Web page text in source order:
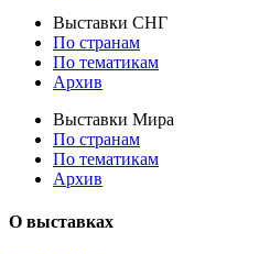
Выставки СНГ
По странам
По тематикам
Архив
Выставки Мира
По странам
По тематикам
Архив
О выставках